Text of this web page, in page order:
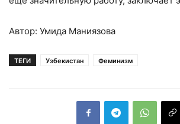
Автор: Умида Маниязова
ТЕГИ Узбекистан Феминизм